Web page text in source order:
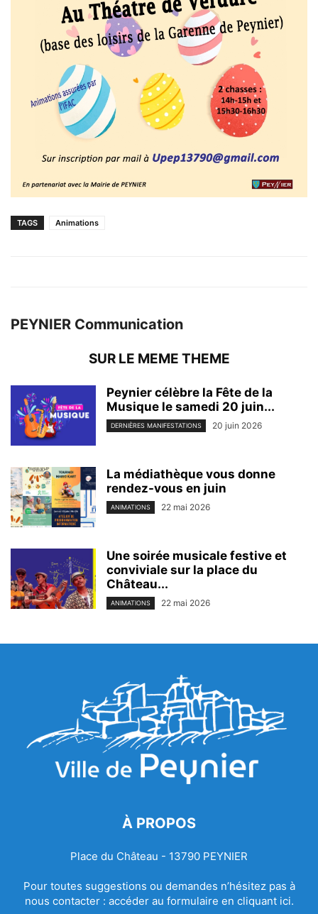
TAGS Animations
PEYNIER Communication
SUR LE MEME THEME
Peynier célèbre la Fête de la
Musique le samedi 20 juin...
DERNIÈRES MANIFESTATIONS 20 juin 2026
La médiathèque vous donne
rendez-vous en juin
ANIMATIONS 22 mai 2026
Une soirée musicale festive et
conviviale sur la place du
Château...
ANIMATIONS 22 mai 2026
À PROPOS
Place du Château - 13790 PEYNIER
Pour toutes suggestions ou demandes n’hésitez pas à
nous contacter : accéder au formulaire en cliquant ici.